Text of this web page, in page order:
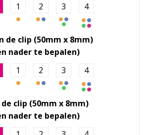
1 2 3 4
de clip (50mm x 8mm)
1 2 3 4
clip (50mm x 8mm)